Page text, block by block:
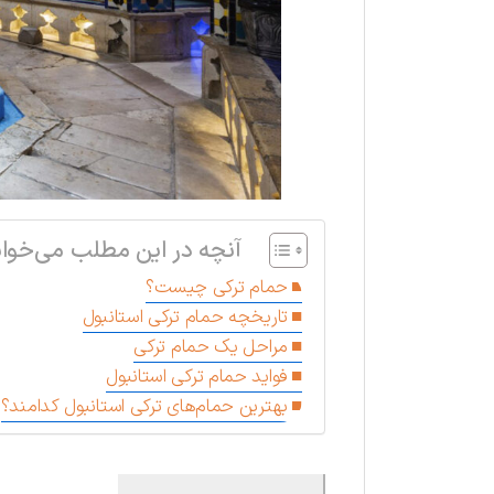
آنچه در این مطلب
حمام ترکی چیست؟
تاریخچه حمام ترکی استانبول
مراحل یک حمام ترکی
فواید حمام ترکی استانبول
بهترین حمام‌های ترکی استانبول کدامند؟